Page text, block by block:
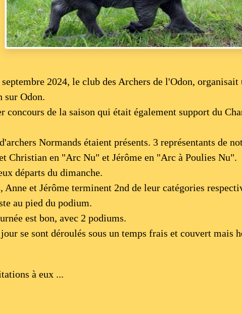
2024, le club des Archers de l'Odon, organisait
sur Odon.
concours de la saison qui était également support du
Normands étaient présents. 3 représentants de
Christian en "Arc Nu" et Jérôme en "Arc à Poulies Nu".
départs du dimanche.
Anne etJérôme terminent 2nd de leur catégories
au pied du podium.
est bon, avec 2 podiums.
se sont déroulés sous un temps frais et couvert mais
à eux ...